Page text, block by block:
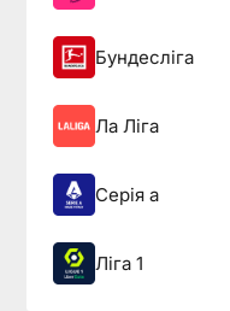
Бундесліга
Ла Ліга
Серія а
Ліга 1